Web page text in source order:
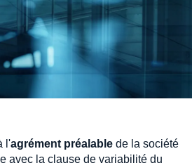
l'agrément préalable de la société
avec la clause de variabilité du